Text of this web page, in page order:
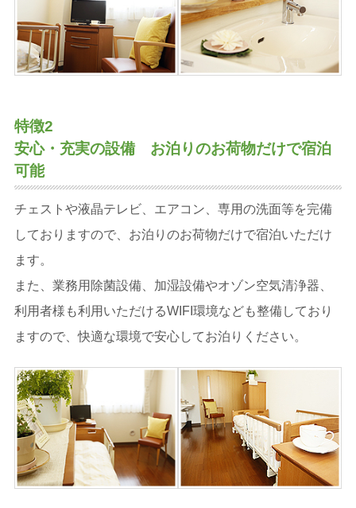
特徴2
安心・充実の設備 お泊りのお荷物だけで宿泊
可能
チェストや液晶テレビ、エアコン、専用の洗面等を完備
しておりますので、お泊りのお荷物だけで宿泊いただけ
ます。
また、業務用除菌設備、加湿設備やオゾン空気清浄器、
利用者様も利用いただけるWIFI環境なども整備しており
ますので、快適な環境で安心してお泊りください。